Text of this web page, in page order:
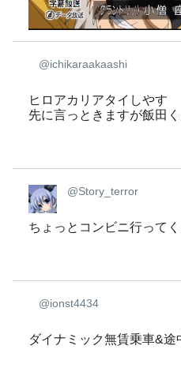
@ichikaraakaashi
ヒロアカリアタイしやす
先に言っときますが飯田
@Story_terror
ちょっとコンビニ行って
@ionst4434
ダイナミック無賃乗車&途